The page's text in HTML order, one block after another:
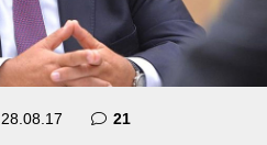
28.08.17 21